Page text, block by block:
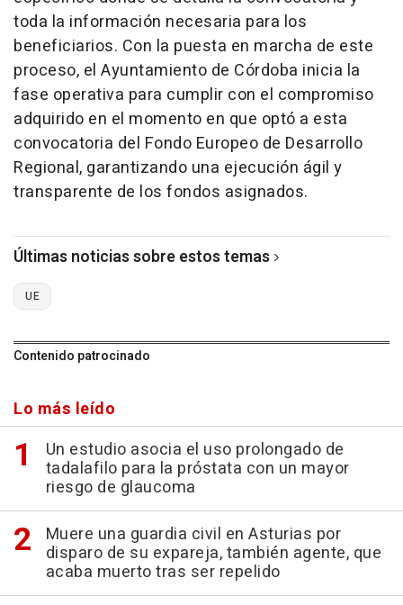
toda la información necesaria para los
beneficiarios. Con la puesta en marcha de este
proceso, el Ayuntamiento de Córdoba inicia la
fase operativa para cumplir con el compromiso
adquirido en el momento en que optó a esta
convocatoria del Fondo Europeo de Desarrollo
Regional, garantizando una ejecución ágil y
transparente de los fondos asignados.
Últimas noticias sobre estos temas
UE
Contenido patrocinado
Lo más leído
Un estudio asocia el uso prolongado de
tadalafilo para la próstata con un mayor
riesgo de glaucoma
Muere una guardia civil en Asturias por
disparo de su expareja, también agente, que
acaba muerto tras ser repelido